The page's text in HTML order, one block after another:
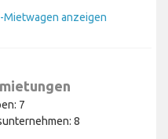
Mietwagen anzeigen
7
8